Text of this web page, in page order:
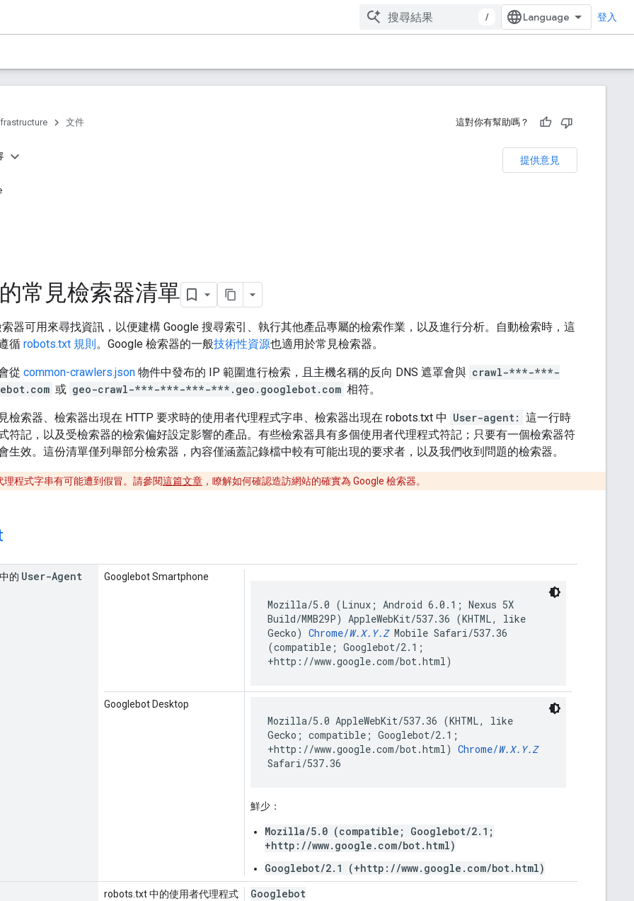
/ 登入
文件 這對你有幫助嗎？
提供意見
的常見檢索器清單
索器可用來尋找資訊，以便建構 Google 搜尋索引、執行其他產品專屬的檢索作業，以及進行分析。自動檢索時，這
循 robots.txt 規則。Google 檢索器的一般技術性資源也適用於常見檢索器。
從 common-crawlers.json 物件中發布的 IP 範圍進行檢索，且主機名稱的反向 DNS 遮罩會與 crawl-***-***-
或 geo-crawl-***-***-***-***.geo.googlebot.com 相符。
檢索器、檢索器出現在 HTTP 要求時的使用者代理程式字串、檢索器出現在 robots.txt 中 User-agent: 這一行時
符記，以及受檢索器的檢索偏好設定影響的產品。有些檢索器具有多個使用者代理程式符記；只要有一個檢索器符
生效。這份清單僅列舉部分檢索器，內容僅涵蓋記錄檔中較有可能出現的要求者，以及我們收到問題的檢索器。
理程式字串有可能遭到假冒。請參閱這篇文章 ，瞭解如何確認造訪網站的確實為 Google 檢索器。
的 User-Agent Googlebot Smartphone
Mozilla/5.0 (Linux; Android 6.0.1; Nexus 5X
Build/MMB29P) AppleWebKit/537.36 (KHTML, like
Gecko) Chrome/W.X.Y.ZMobile Safari/537.36
(compatible; Googlebot/2.1;
+http://www.google.com/bot.html)
Googlebot Desktop
Mozilla/5.0 AppleWebKit/537.36 (KHTML, like
Gecko; compatible; Googlebot/2.1;
+http://www.google.com/bot.html) Chrome/W.X.Y.Z
Safari/537.36
鮮少：
Mozilla/5.0 (compatible; Googlebot/2.1;
+http://www.google.com/bot.html)
Googlebot/2.1 (+http://www.google.com/bot.html)
robots.txt 中的使用者代理程式
Googlebot